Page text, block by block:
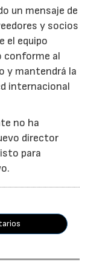
un mensaje de
y socios
el equipo
conforme al
y mantendrá la
internacional
no ha
director
para